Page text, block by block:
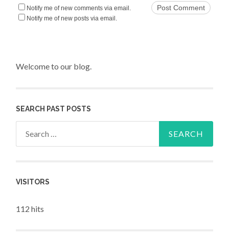
Notify me of new comments via email.
Notify me of new posts via email.
Welcome to our blog.
SEARCH PAST POSTS
VISITORS
112 hits